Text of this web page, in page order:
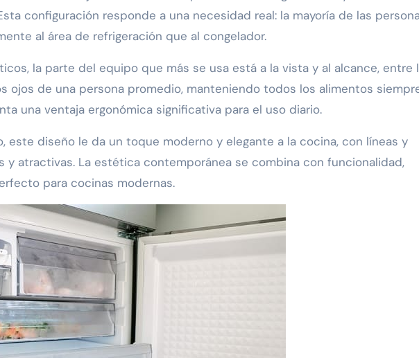
configuración responde a una necesidad real: la mayoría de las
al área de refrigeración que al congelador.
la parte del equipo que más se usa está a la vista y al alcance, entre
ojos de una persona promedio, manteniendo todos los alimentos
una ventaja ergonómica significativa para el uso diario.
este diseño le da un toque moderno y elegante a la cocina, con líneas y
y atractivas. La estética contemporánea se combina con funcionalidad,
para cocinas modernas.